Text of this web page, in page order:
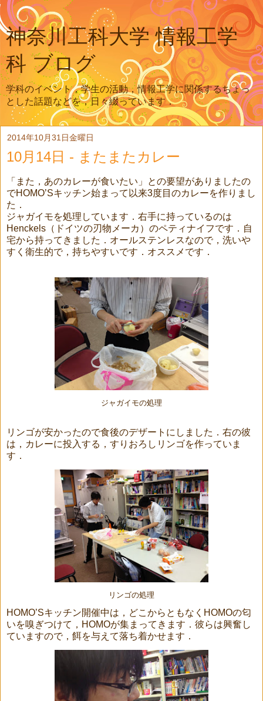
神奈川工科大学 情報工学
科 ブログ
学科のイベント，学生の活動，情報工学に関係するちょっ
とした話題などを，日々綴っています．
2014年10月31日金曜日
10月14日 - またまたカレー
「また，あのカレーが食いたい」との要望がありましたの
でHOMO’Sキッチン始まって以来3度目のカレーを作りまし
た．
ジャガイモを処理しています．右手に持っているのは
Henckels（ドイツの刃物メーカ）のペティナイフです．自
宅から持ってきました．オールステンレスなので，洗いや
すく衛生的で，持ちやすいです．オススメです．
ジャガイモの処理
リンゴが安かったので食後のデザートにしました．右の彼
は，カレーに投入する，すりおろしリンゴを作っていま
す．
リンゴの処理
HOMO’Sキッチン開催中は，どこからともなくHOMOの匂
いを嗅ぎつけて，HOMOが集まってきます．彼らは興奮し
ていますので，餌を与えて落ち着かせます．